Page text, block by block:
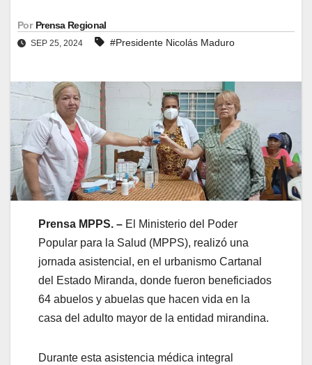
Por Prensa Regional
SEP 25, 2024 #Presidente Nicolás Maduro
Prensa MPPS. – El Ministerio del Poder
Popular para la Salud (MPPS), realizó una
jornada asistencial, en el urbanismo Cartanal
del Estado Miranda, donde fueron beneficiados
64 abuelos y abuelas que hacen vida en la
casa del adulto mayor de la entidad mirandina.
Durante esta asistencia médica integral